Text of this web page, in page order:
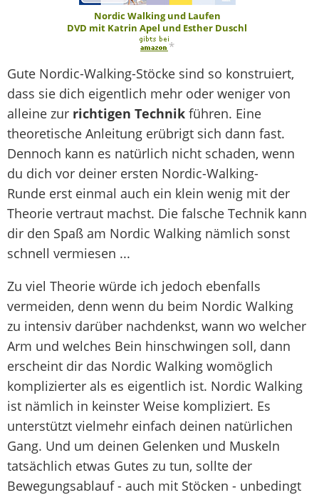
Nordic Walking und Laufen
DVD mit Katrin Apel und Esther Duschl
*
Gute Nordic-Walking-Stöcke sind so konstruiert,
dass sie dich eigentlich mehr oder weniger von
alleine zur richtigen Technik führen. Eine
theoretische Anleitung erübrigt sich dann fast.
Dennoch kann es natürlich nicht schaden, wenn
du dich vor deiner ersten Nordic-Walking-
Runde erst einmal auch ein klein wenig mit der
Theorie vertraut machst. Die falsche Technik kann
dir den Spaß am Nordic Walking nämlich sonst
schnell vermiesen ...
Zu viel Theorie würde ich jedoch ebenfalls
vermeiden, denn wenn du beim Nordic Walking
zu intensiv darüber nachdenkst, wann wo welcher
Arm und welches Bein hinschwingen soll, dann
erscheint dir das Nordic Walking womöglich
komplizierter als es eigentlich ist. Nordic Walking
ist nämlich in keinster Weise kompliziert. Es
unterstützt vielmehr einfach deinen natürlichen
Gang. Und um deinen Gelenken und Muskeln
tatsächlich etwas Gutes zu tun, sollte der
Bewegungsablauf - auch mit Stöcken - unbedingt